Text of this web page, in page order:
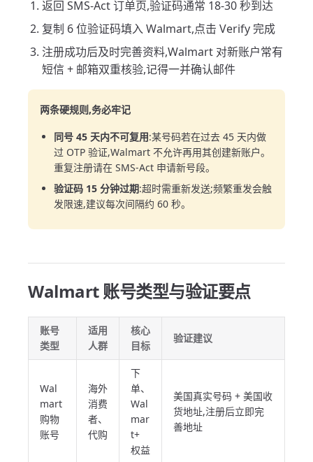
返回 SMS-Act 订单页,验证码通常 18-30 秒到达
复制 6 位验证码填入 Walmart,点击 Verify 完成
注册成功后及时完善资料,Walmart 对新账户常有
短信 + 邮箱双重核验,记得一并确认邮件
两条硬规则,务必牢记
同号 45 天内不可复用:某号码若在过去 45 天内做
过 OTP 验证,Walmart 不允许再用其创建新账户。
重复注册请在 SMS-Act 申请新号段。
验证码 15 分钟过期:超时需重新发送;频繁重发会触
发限速,建议每次间隔约 60 秒。
Walmart 账号类型与验证要点
账号
类型
适用
人群
核心
目标
验证建议
Wal
mart
购物
账号
海外
消费
者、
代购
下
单、
Wal
mar
t+
权益
美国真实号码 + 美国收
货地址,注册后立即完
善地址